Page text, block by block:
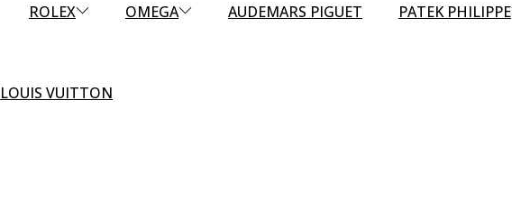
ROLEX OMEGA AUDEMARS PIGUET PATEK PHILIPPE
LOUIS VUITTON